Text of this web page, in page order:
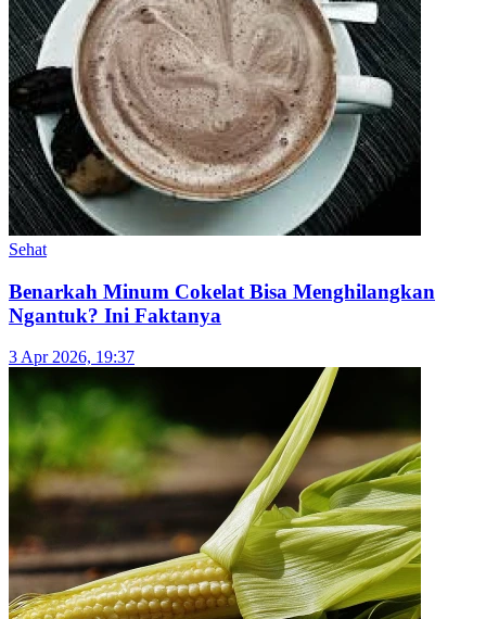
Sehat
Bisnis Jamu Kekinian: Kenapa Anak Muda Mulai
Lirik Minuman Warisan Leluhur?